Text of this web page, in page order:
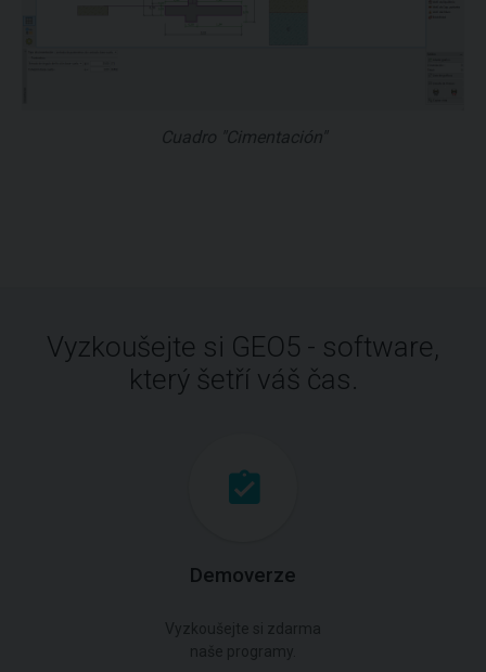
Cuadro "Cimentación"
Vyzkoušejte si GEO5 - software,
který šetří váš čas.
Demoverze